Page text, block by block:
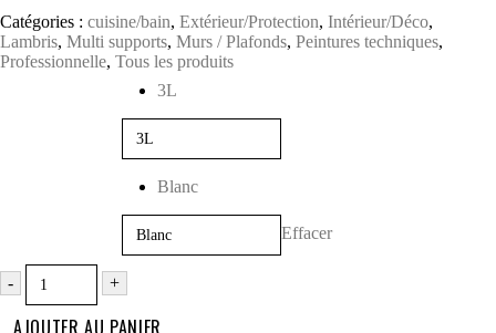
Catégories : cuisine/bain, Extérieur/Protection, Intérieur/Déco,
Lambris, Multi supports, Murs / Plafonds, Peintures techniques,
Professionnelle, Tous les produits
3L
Blanc
Effacer
- +
AJOUTER AU PANIER